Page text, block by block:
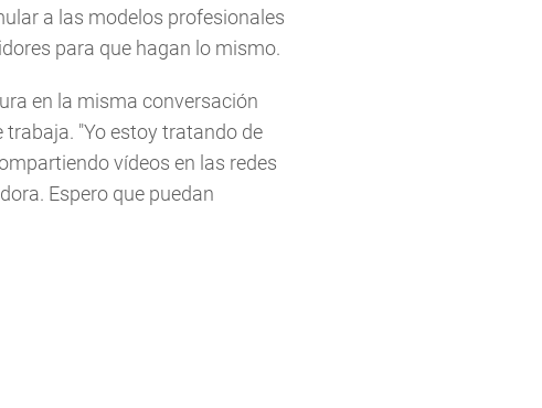
a las modelos profesionales
para que hagan lo mismo.
en la misma conversación
"Yo estoy tratando de
vídeos en las redes
Espero que puedan